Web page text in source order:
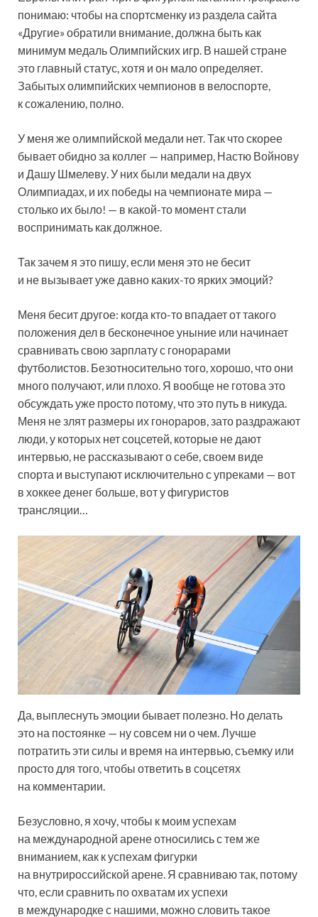
понимаю: чтобы на спортсменку из раздела сайта
«Другие» обратили внимание, должна быть как
минимум медаль Олимпийских игр. В нашей стране
это главный статус, хотя и он мало определяет.
Забытых олимпийских чемпионов в велоспорте,
к сожалению, полно.
У меня же олимпийской медали нет. Так что скорее
бывает обидно за коллег — например, Настю Войнову
и Дашу Шмелеву. У них были медали на двух
Олимпиадах, и их победы на чемпионате мира —
столько их было! — в какой-то момент стали
воспринимать как должное.
Так зачем я это пишу, если меня это не бесит
и не вызывает уже давно каких-то ярких эмоций?
Меня бесит другое: когда кто-то впадает от такого
положения дел в бесконечное уныние или начинает
сравнивать свою зарплату с гонорарами
футболистов. Безотносительно того, хорошо, что они
много получают, или плохо. Я вообще не готова это
обсуждать уже просто потому, что это путь в никуда.
Меня не злят размеры их гонораров, зато раздражают
люди, у которых нет соцсетей, которые не дают
интервью, не рассказывают о себе, своем виде
спорта и выступают исключительно с упреками — вот
в хоккее денег больше, вот у фигуристов
трансляции…
Да, выплеснуть эмоции бывает полезно. Но делать
это на постоянке — ну совсем ни о чем. Лучше
потратить эти силы и время на интервью, съемку или
просто для того, чтобы ответить в соцсетях
на комментарии.
Безусловно, я хочу, чтобы к моим успехам
на международной арене относились с тем же
вниманием, как к успехам фигурки
на внутрироссийской арене. Я сравниваю так, потому
что, если сравнить по охватам их успехи
в международке с нашими, можно словить такое